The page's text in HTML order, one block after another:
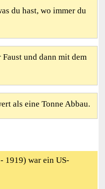
du hast, wo immer du
und dann mit dem
als eine Tonne Abbau.
1919) war ein US-